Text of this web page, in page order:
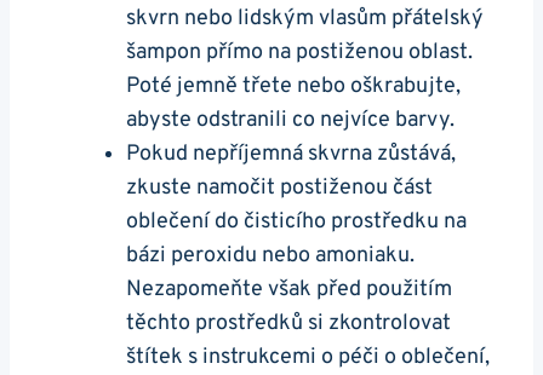
skvrn nebo lidským vlasům přátelský
šampon přímo na postiženou oblast.
Poté jemně třete nebo oškrabujte,
abyste odstranili co nejvíce barvy.
Pokud nepříjemná skvrna zůstává,
zkuste namočit postiženou část
oblečení do čisticího prostředku na
bázi peroxidu nebo amoniaku.
Nezapomeňte však před použitím
těchto prostředků si zkontrolovat
štítek s instrukcemi o péči o oblečení,